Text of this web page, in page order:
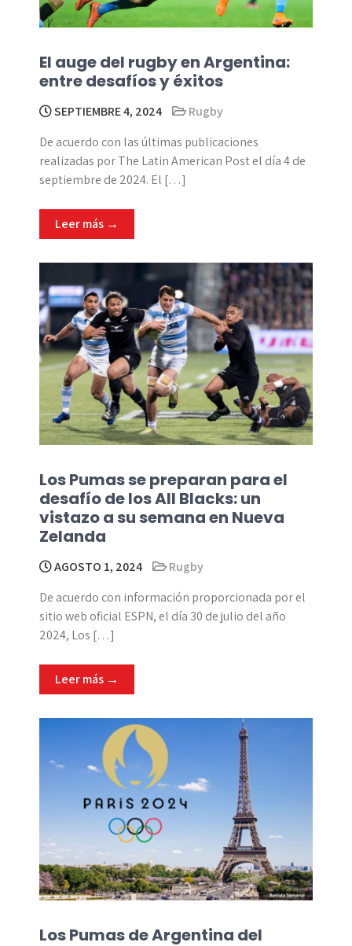
El auge del rugby en Argentina:
entre desafíos y éxitos
SEPTIEMBRE 4, 2024
Rugby
De acuerdo con las últimas publicaciones
realizadas por The Latin American Post el día 4 de
septiembre de 2024. El […]
Leer más →
Los Pumas se preparan para el
desafío de los All Blacks: un
vistazo a su semana en Nueva
Zelanda
AGOSTO 1, 2024
Rugby
De acuerdo con información proporcionada por el
sitio web oficial ESPN, el día 30 de julio del año
2024, Los […]
Leer más →
Los Pumas de Argentina del